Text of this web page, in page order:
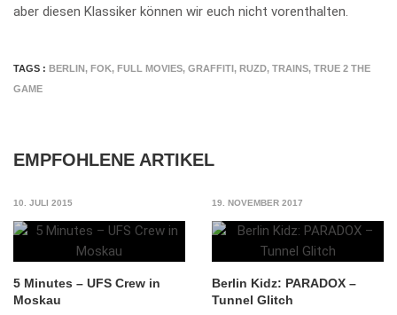
aber diesen Klassiker können wir euch nicht vorenthalten.
TAGS : BERLIN, FOK, FULL MOVIES, GRAFFITI, RUZD, TRAINS, TRUE 2 THE
GAME
EMPFOHLENE ARTIKEL
10. JULI 2015
5 Minutes – UFS Crew in
Moskau
19. NOVEMBER 2017
Berlin Kidz: PARADOX –
Tunnel Glitch